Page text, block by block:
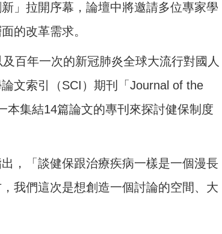
」拉開序幕，論壇中將邀請多位專家學
的改革需求。
百年一次的新冠肺炎全球大流行對國人
文索引（SCI）期刊「Journal of the
本集結14篇論文的專刊來探討健保制度
，「談健保跟治療疾病一樣是一個漫長
我們這次是想創造一個討論的空間、大